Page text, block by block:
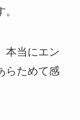
本当にエン
らためて感